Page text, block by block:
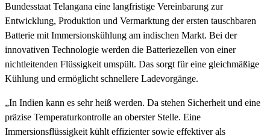
Bundesstaat Telangana eine langfristige Vereinbarung zur
Entwicklung, Produktion und Vermarktung der ersten tauschbaren
Batterie mit Immersionskühlung am indischen Markt. Bei der
innovativen Technologie werden die Batteriezellen von einer
nichtleitenden Flüssigkeit umspült. Das sorgt für eine gleichmäßige
Kühlung und ermöglicht schnellere Ladevorgänge.
„In Indien kann es sehr heiß werden. Da stehen Sicherheit und eine
präzise Temperaturkontrolle an oberster Stelle. Eine
Immersionsflüssigkeit kühlt effizienter sowie effektiver als